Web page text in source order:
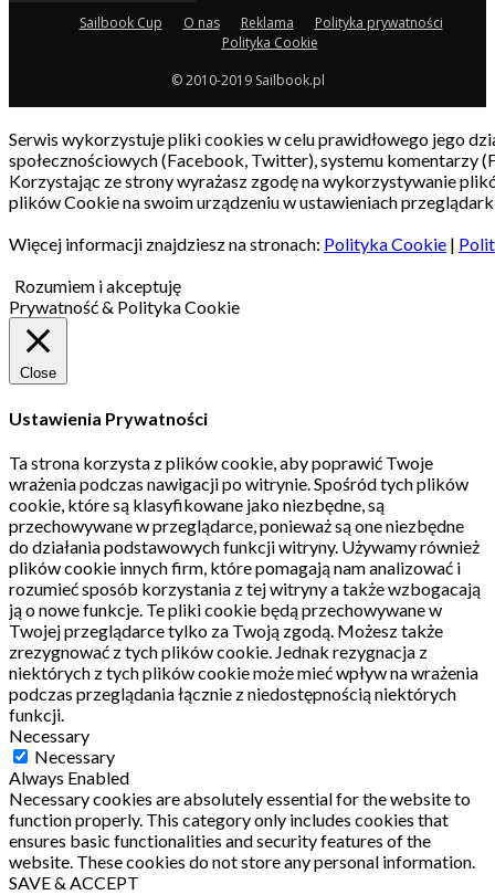
Sailbook Cup O nas Reklama
Polityka prywatności
Polityka Cookie
© 2010-2019 Sailbook.pl
Serwis wykorzystuje pliki cookies w celu prawidłowego jego
społecznościowych (Facebook, Twitter), systemu komentarzy
Korzystając ze strony wyrażasz zgodę na wykorzystywanie
plików Cookie na swoim urządzeniu w ustawieniach
Więcej informacji znajdziesz na stronach: Polityka Cookie |
Rozumiem i akceptuję
Prywatność & Polityka Cookie
Close
Ustawienia Prywatności
Ta strona korzysta z plików cookie, aby poprawić Twoje
wrażenia podczas nawigacji po witrynie.Spośród tych plików
cookie, które są klasyfikowane jako niezbędne, są
przechowywane w przeglądarce, ponieważ są one niezbędne
do działania podstawowych funkcji witryny. Używamy również
plików cookie innych firm, które pomagają nam analizować i
rozumieć sposób korzystania z tej witryny a także wzbogacają
ją o nowe funkcje. Te pliki cookie będą przechowywane w
Twojej przeglądarce tylko za Twoją zgodą. Możesz także
zrezygnować z tych plików cookie. Jednak rezygnacja z
niektórych z tych plików cookie może mieć wpływ na wrażenia
podczas przeglądania łącznie z niedostępnością niektórych
funkcji.
Necessary
Necessary
Always Enabled
Necessary cookies are absolutely essential for the website to
function properly. This category only includes cookies that
ensures basic functionalities and security features of the
website. These cookies do not store any personal information.
SAVE & ACCEPT